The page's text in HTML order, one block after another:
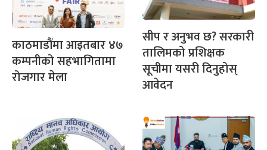
काठमाडौंमा आइतबार ४७
कम्पनीको सहभागितामा
रोजगार मेला
सीप र अनुभव छ? सरकारी
तालिमको प्रशिक्षक
सूचीमा यसरी दिनुहोस्
आवेदन